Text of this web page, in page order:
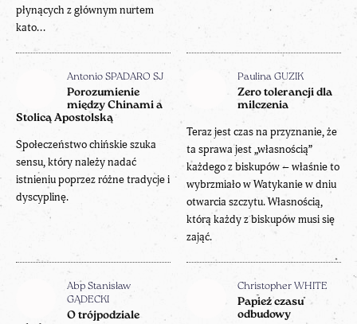
płynących z głównym nurtem
kato...
Antonio SPADARO SJ
Porozumienie
między Chinami a
Stolicą Apostolską
Społeczeństwo chińskie szuka
sensu, który należy nadać
istnieniu poprzez różne tradycje i
dyscyplinę.
Paulina GUZIK
Zero tolerancji dla
milczenia
Teraz jest czas na przyznanie, że
ta sprawa jest „własnością”
każdego z biskupów – właśnie to
wybrzmiało w Watykanie w dniu
otwarcia szczytu. Własnością,
którą każdy z biskupów musi się
zająć.
Abp Stanisław
GĄDECKI
O trójpodziale
Christopher WHITE
Papież czasu
odbudowy